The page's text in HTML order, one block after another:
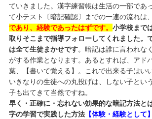
ていきました。漢字練習帳は生活の一部であ
て小テスト〔暗記確認〕までの一連の流れは、
であり、経験であったはずです。 小学校まで
取りそこまで指導フォローしてくれました。
は全て生徒まかせです。暗記は誰に言われな
がする作業となります。あるとすれば、アド
葉、【書いて覚える】。これで出来る子はい
いきなりの生徒への丸投げは、しない子とい
子も出てきて当然ですね。
早く・正確に・忘れない効果的な暗記方法と
字の学習で実践した方法【体験・経験として】